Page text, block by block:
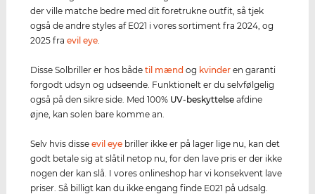
der ville matche bedre med dit foretrukne outfit, så tjek
også de andre styles af E021 i vores sortiment fra 2024, og
2025 fraevil eye
Disse Solbriller er hos bådetil mænd og kvinder en garanti
forgodt udsyn og udseende. Funktionelt er du selvfølgelig
også på den sikre side. Med 100% UV-beskyttelse afdine
øjne, kan solen bare komme an.
Selv hvis disseevil eye briller ikke er på lager lige nu, kan det
godt betale sig at slåtil netop nu, for den lave pris er der ikke
nogen der kan slå. I vores onlineshop har vi konsekvent lave
priser. Så billigt kan du ikke engang finde E021 på udsalg.